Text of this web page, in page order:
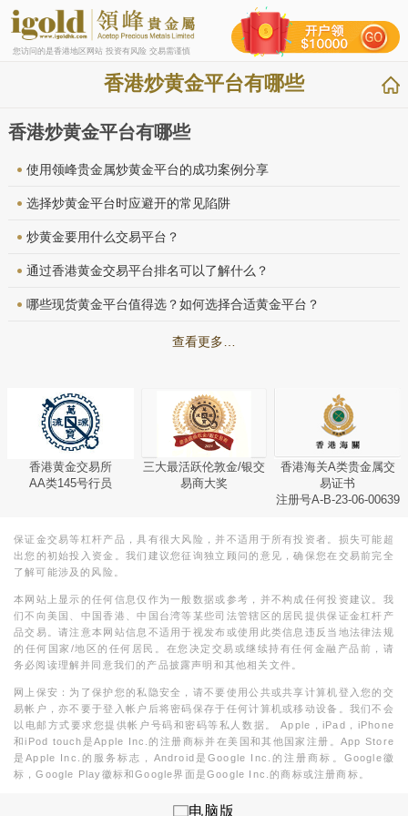
您访问的是香港地区网站 投资有风险 交易需谨慎
香港炒黄金平台有哪些
香港炒黄金平台有哪些
使用领峰贵金属炒黄金平台的成功案例分享
选择炒黄金平台时应避开的常见陷阱
炒黄金要用什么交易平台？
通过香港黄金交易平台排名可以了解什么？
哪些现货黄金平台值得选？如何选择合适黄金平台？
查看更多…
香港黄金交易所
AA类145号行员
三大最活跃伦敦金/银交
易商大奖
香港海关A类贵金属交
易证书
注册号A-B-23-06-00639
保证金交易等杠杆产品，具有很大风险，并不适用于所有投资者。损失可能超
出您的初始投入资金。我们建议您征询独立顾问的意见，确保您在交易前完全
了解可能涉及的风险。
本网站上显示的任何信息仅作为一般数据或参考，并不构成任何投资建议。我
们不向美国、中国香港、中国台湾等某些司法管辖区的居民提供保证金杠杆产
品交易。请注意本网站信息不适用于视发布或使用此类信息违反当地法律法规
的任何国家/地区的任何居民。在您决定交易或继续持有任何金融产品前，请
务必阅读理解并同意我们的产品披露声明和其他相关文件。
网上保安：为了保护您的私隐安全，请不要使用公共或共享计算机登入您的交
易帐户，亦不要于登入帐户后将密码保存于任何计算机或移动设备。我们不会
以电邮方式要求您提供帐户号码和密码等私人数据。 Apple，iPad，iPhone
和iPod touch是Apple Inc.的注册商标并在美国和其他国家注册。App Store
是Apple Inc.的服务标志，Android是Google Inc.的注册商标。Google徽
标，Google Play徽标和Google界面是Google Inc.的商标或注册商标。
电脑版